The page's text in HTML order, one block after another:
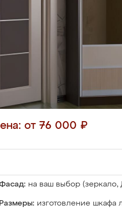
от 76 000 ₽
на ваш выбор
Размеры: изготовление шкафа